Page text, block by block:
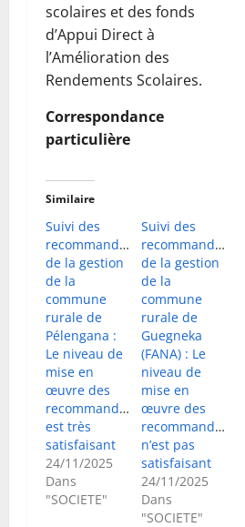
scolaires et des fonds
d’Appui Direct à
l’Amélioration des
Rendements Scolaires.
Correspondance
particulière
Similaire
Suivi des
recommandations
de la gestion
de la
commune
rurale de
Pélengana :
Le niveau de
mise en
œuvre des
recommandations
est très
satisfaisant
24/11/2025
Dans
"SOCIETE"
Suivi des
recommandations
de la gestion
de la
commune
rurale de
Guegneka
(FANA) : Le
niveau de
mise en
œuvre des
recommandations
n’est pas
satisfaisant
24/11/2025
Dans
"SOCIETE"